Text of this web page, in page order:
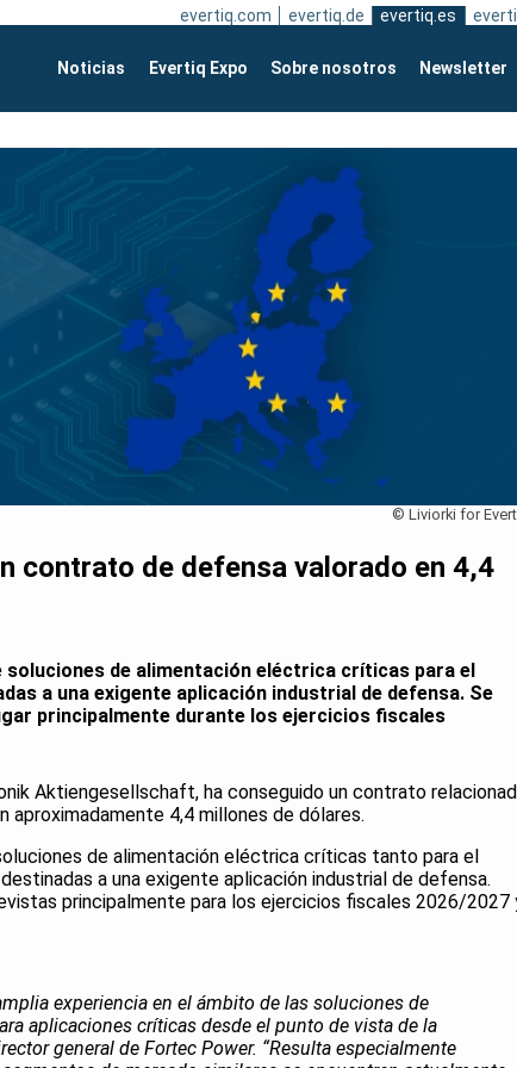
evertiq.com evertiq.de evertiq.es
Noticias Evertiq Expo Sobre nosotros Newsletter
© Liviorki for
contrato de defensa valorado en 4,4
de alimentación eléctrica críticas para el
a una exigente aplicación industrial de defensa. Se
principalmente durante los ejercicios fiscales
Aktiengesellschaft, ha conseguido un contrato
4,4 millones de dólares.
de alimentación eléctrica críticas tanto para el
a una exigente aplicación industrial de defensa.
principalmente para los ejercicios fiscales 2026/2027
experiencia en el ámbito de las soluciones de
aplicaciones críticas desde el punto de vista de la
general de Fortec Power. “Resulta especialmente